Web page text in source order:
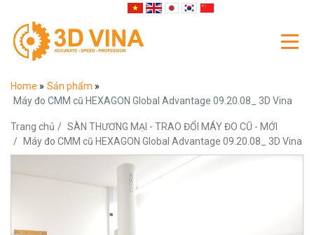
Home » Sản phẩm »
Máy đo CMM cũ HEXAGON Global Advantage 09.20.08_ 3D Vina
Trang chủ
SÀN THƯƠNG MẠI - TRAO ĐỔI MÁY ĐO CŨ - MỚI
Máy đo CMM cũ HEXAGON Global Advantage 09.20.08_ 3D Vina